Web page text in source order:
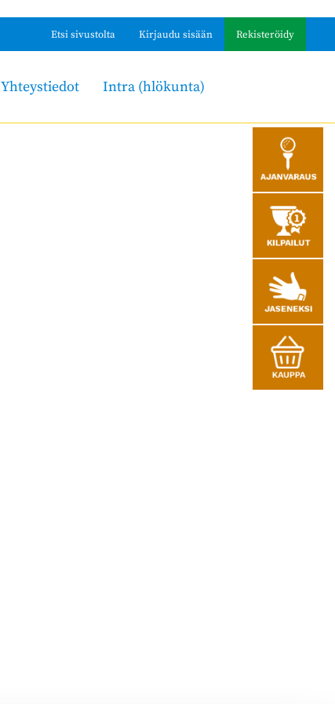
Etsi sivustolta Kirjaudu sisään Rekisteröidy
Yhteystiedot Intra (hlökunta)